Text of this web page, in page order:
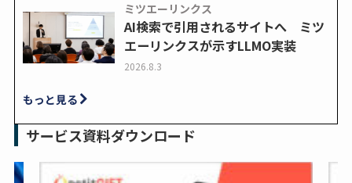
ミツエーリンクス
AI検索で引用されるサイトへ ミツ
エーリンクスが示すLLMO実装
2026.8.3
もっと見る
サービス資料ダウンロード